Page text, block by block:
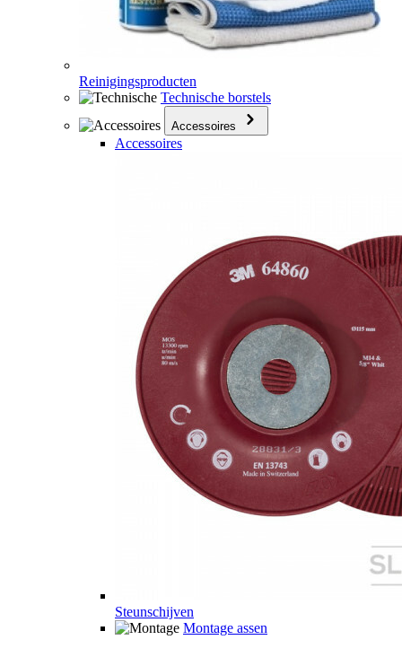
Reinigingsproducten
Technische borstels
Accessoires
Accessoires
Steunschijven
Montage assen